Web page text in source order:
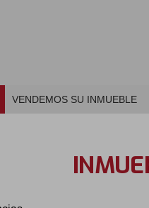
VENDEMOS SU INMUEBLE